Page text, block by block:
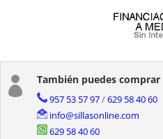
 También puedes
957 53 57 97/629 58 40 60
info@sillasonline.com
629 58 40 60